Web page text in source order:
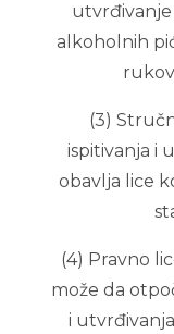
utvrđivanje
alkoholnih
(3)
ispitivanja i
obavlja lice
(4) Pravno
može da
i